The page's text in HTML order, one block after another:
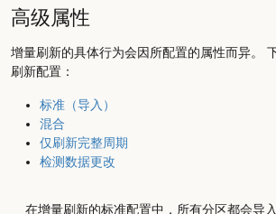
高级属性
增量刷新的具体行为会因所配置的属性而异。
刷新配置：
标准（导入）
混合
仅刷新完整周期
检测数据更改
在增量刷新的标准配置中，所有分区都会导